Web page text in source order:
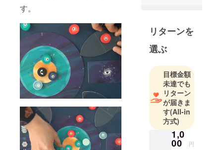
す。
リターンを
選ぶ
目標金額
未達でも
リターン
が届きま
す(All-in
方式)
1,0
00 円